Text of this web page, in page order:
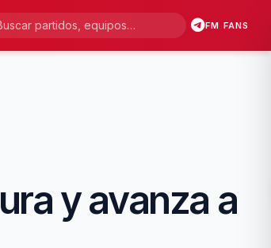
FM FANS
y avanza a